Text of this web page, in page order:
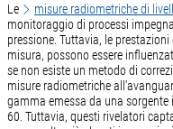
Le misure radiometriche di
monitoraggio di processi
pressione. Tuttavia, le
misura, possono essere
se non esiste un metodo di
misure radiometriche
gamma emessa da una
60. Tuttavia, questi rivelatori